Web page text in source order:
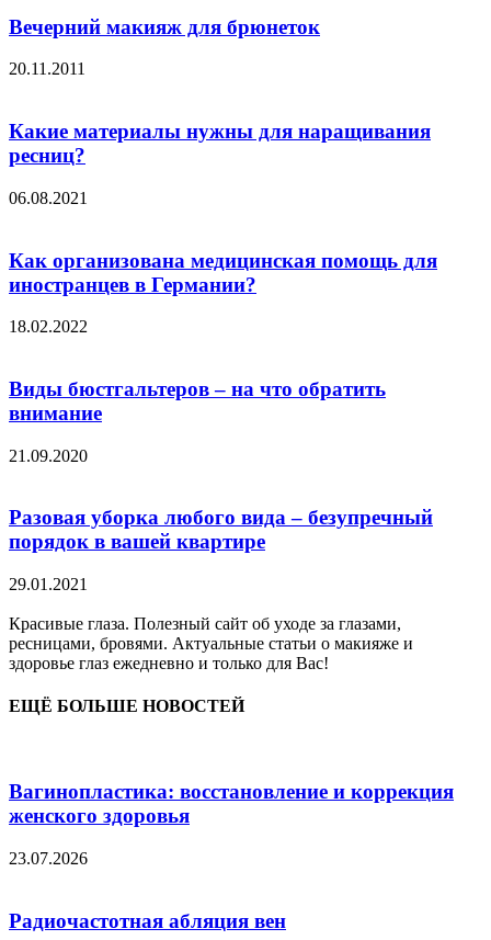
Вечерний макияж для брюнеток
20.11.2011
Какие материалы нужны для наращивания
ресниц?
06.08.2021
Как организована медицинская помощь для
иностранцев в Германии?
18.02.2022
Виды бюстгальтеров – на что обратить
внимание
21.09.2020
Разовая уборка любого вида – безупречный
порядок в вашей квартире
29.01.2021
Красивые глаза. Полезный сайт об уходе за глазами,
ресницами, бровями. Актуальные статьи о макияже и
здоровье глаз ежедневно и только для Вас!
ЕЩЁ БОЛЬШЕ НОВОСТЕЙ
Вагинопластика: восстановление и коррекция
женского здоровья
23.07.2026
Радиочастотная абляция вен